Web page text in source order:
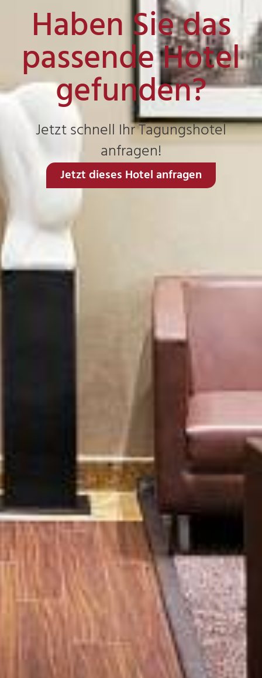
Haben Sie das
passende Hotel
gefunden?
Jetzt schnell Ihr Tagungshotel
anfragen!
Jetzt dieses Hotel anfragen